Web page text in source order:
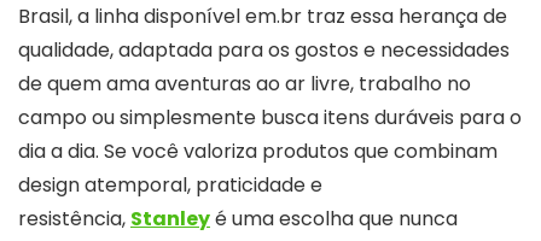
Brasil, a linha disponível em.br traz essa herança de
qualidade, adaptada para os gostos e necessidades
de quem ama aventuras ao ar livre, trabalho no
campo ou simplesmente busca itens duráveis para o
dia a dia. Se você valoriza produtos que combinam
design atemporal, praticidade e
resistência, Stanleyé uma escolha que nunca